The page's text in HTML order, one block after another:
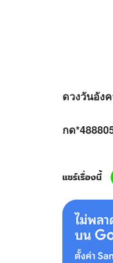
ดวงวันอัง
กด
แชร์เรื่องนี้